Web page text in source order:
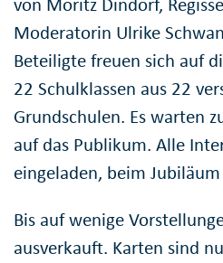
von Moritz Dindorf,
Moderatorin Ulrike
Beteiligte freuen sich auf
22 Schulklassen aus 22
Grundschulen. Es warten
auf das Publikum. Alle
eingeladen, beim
Bis auf wenige
ausverkauft. Karten sind